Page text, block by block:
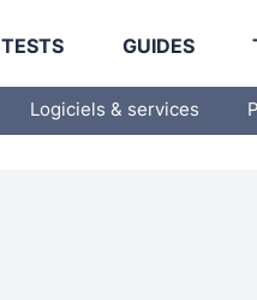
TESTS GUIDES
Logiciels & services